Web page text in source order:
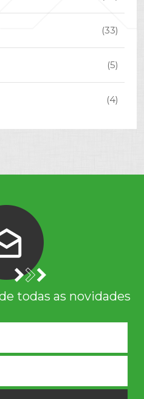
(33)
(5)
(4)
todas as novidades